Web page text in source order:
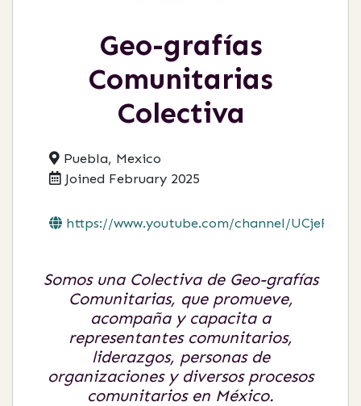
Geo-grafías
Comunitarias
Colectiva
Puebla, Mexico
Joined February 2025
https://www.youtube.com/channel/UCjeFFJt...
Somos una Colectiva de Geo-grafías
Comunitarias, que promueve,
acompaña y capacita a
representantes comunitarios,
liderazgos, personas de
organizaciones y diversos procesos
comunitarios en México.